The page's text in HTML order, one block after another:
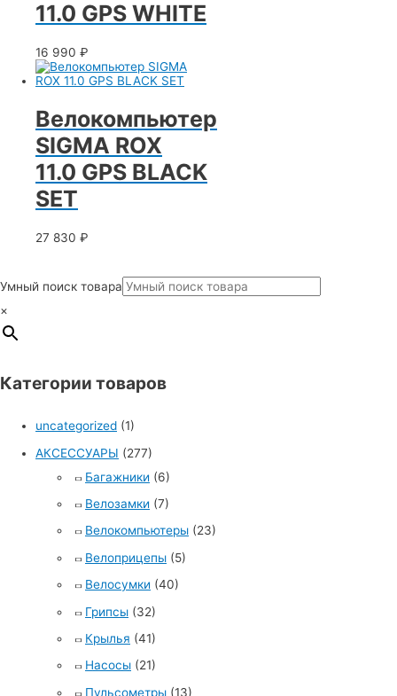
11.0 GPS WHITE
16 990 ₽
Велокомпьютер
SIGMA ROX
11.0 GPS BLACK
SET
27 830 ₽
Умный поиск товара
×
Категории товаров
uncategorized (1)
АКСЕССУАРЫ (277)
Багажники (6)
Велозамки (7)
Велокомпьютеры (23)
Велоприцепы (5)
Велосумки (40)
Грипсы (32)
Крылья (41)
Насосы (21)
Пульсометры (13)